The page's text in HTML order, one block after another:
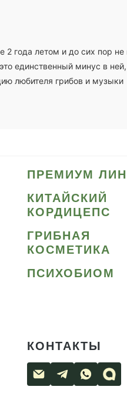
года летом и до сих пор
единственный минус в ней,
любителя грибов и музыки
ПРЕМИУМ
КИТАЙСКИЙ
КОРДИЦЕПС
ГРИБНАЯ
КОСМЕТИКА
ПСИХОБИОМ
КОНТАКТЫ